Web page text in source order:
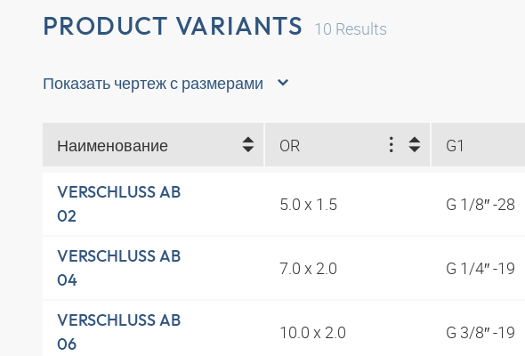
PRODUCT VARIANTS 10 Results
Показать чертеж с размерами
Наименование OR G1
VERSCHLUSS AB
02
5.0 x 1.5 G 1/8″ -28
VERSCHLUSS AB
04
7.0 x 2.0 G 1/4″ -19
VERSCHLUSS AB
06
10.0 x 2.0 G 3/8″ -19